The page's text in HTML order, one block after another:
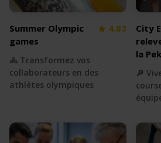
Summer Olympic
games
4.83
🚴 Transformez vos
collaborateurs en des
athlètes olympiques
City
la
🔎